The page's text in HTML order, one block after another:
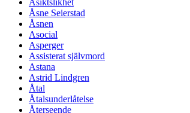
Åsne Seierstad
Åsnen
Asocial
Asperger
Assisterat självmord
Astana
Astrid Lindgren
Åtal
Åtalsunderlåtelse
Återseende